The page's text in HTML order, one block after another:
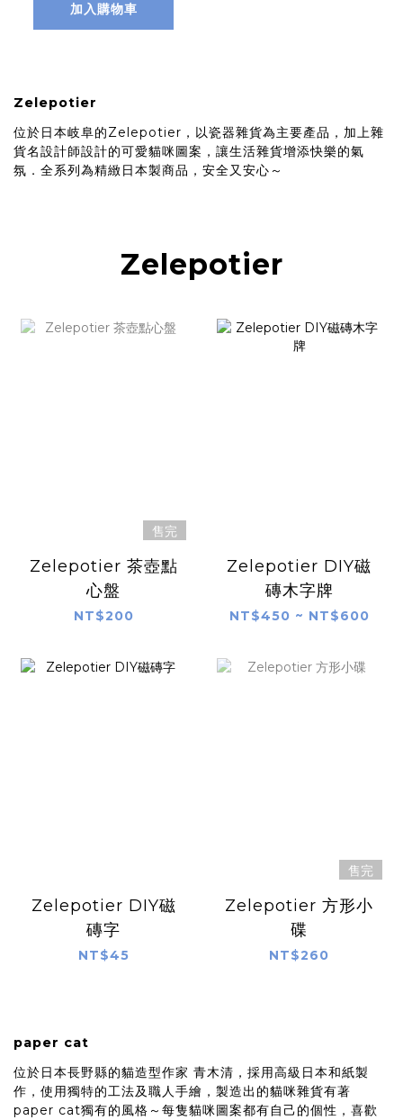
加入購物車
Zelepotier
位於日本岐阜的Zelepotier，以瓷器雜貨為主要產品，加上雜
貨名設計師設計的可愛貓咪圖案，讓生活雜貨增添快樂的氣
氛．全系列為精緻日本製商品，安全又安心～
Zelepotier
售完
Zelepotier 茶壺點
心盤
NT$200
Zelepotier DIY磁
磚木字牌
NT$450 ~ NT$600
Zelepotier DIY磁
磚字
NT$45
售完
Zelepotier 方形小
碟
NT$260
paper cat
位於日本長野縣的貓造型作家 青木清，採用高級日本和紙製
作，使用獨特的工法及職人手繪，製造出的貓咪雜貨有著
paper cat獨有的風格～每隻貓咪圖案都有自己的個性，喜歡